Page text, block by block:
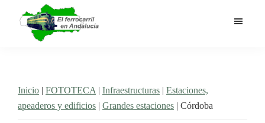
contenido
Andalucía
ferrocarril
en
Inicio | FOTOTECA | Infraestructuras | Estaciones,
apeaderos y edificios | Grandes estaciones | Córdoba